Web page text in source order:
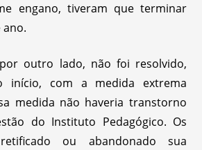
engano, tiveram que terminar
ano.
outro lado, não foi resolvido,
início, com a medida extrema
medida não haveria transtorno
do Instituto Pedagógico. Os
ou abandonado sua